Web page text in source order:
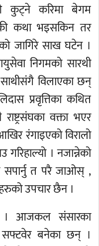
कुट्ने करिमा बेगम
कथा भइसकिन तर
जागिरे साख घटेन ।
निगमको सारथी
विलाएका छन्
प्रवृत्तिका कथित
वक्ता भएर
रंगाइएको विरालो
। नजान्नेको
त परै जाओस् ,
उपचार छैन ।
। आजकल संसारका
सफ्टवेर बनेका छन् ।